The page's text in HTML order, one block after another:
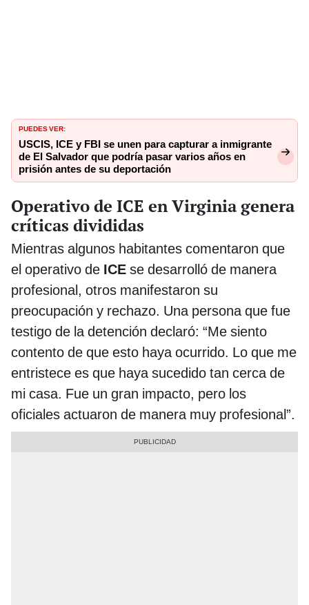
PUEDES VER:
USCIS, ICE y FBI se unen para capturar a inmigrante
de El Salvador que podría pasar varios años en
prisión antes de su deportación
Operativo de ICE en Virginia genera
críticas divididas
Mientras algunos habitantes comentaron que
el operativo de ICE se desarrolló de manera
profesional, otros manifestaron su
preocupación y rechazo. Una persona que fue
testigo de la detención declaró: “Me siento
contento de que esto haya ocurrido. Lo que me
entristece es que haya sucedido tan cerca de
mi casa. Fue un gran impacto, pero los
oficiales actuaron de manera muy profesional”.